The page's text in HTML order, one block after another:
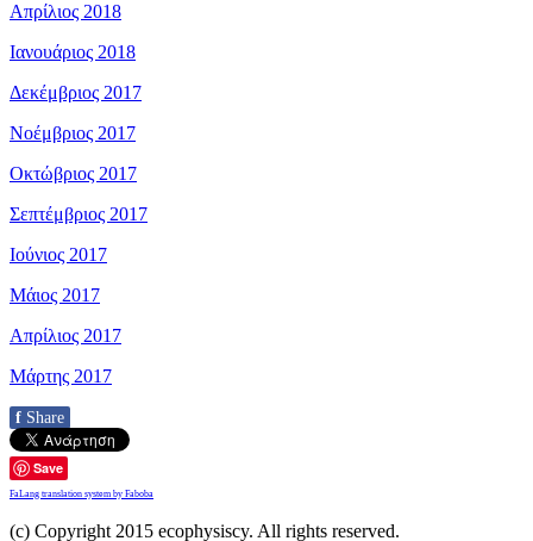
Απρίλιος 2018
Ιανουάριος 2018
Δεκέμβριος 2017
Νοέμβριος 2017
Οκτώβριος 2017
Σεπτέμβριος 2017
Ιούνιος 2017
Μάιος 2017
Απρίλιος 2017
Μάρτης 2017
f Share
Save
FaLang translation system by Faboba
(c) Copyright 2015 ecophysiscy. All rights reserved.